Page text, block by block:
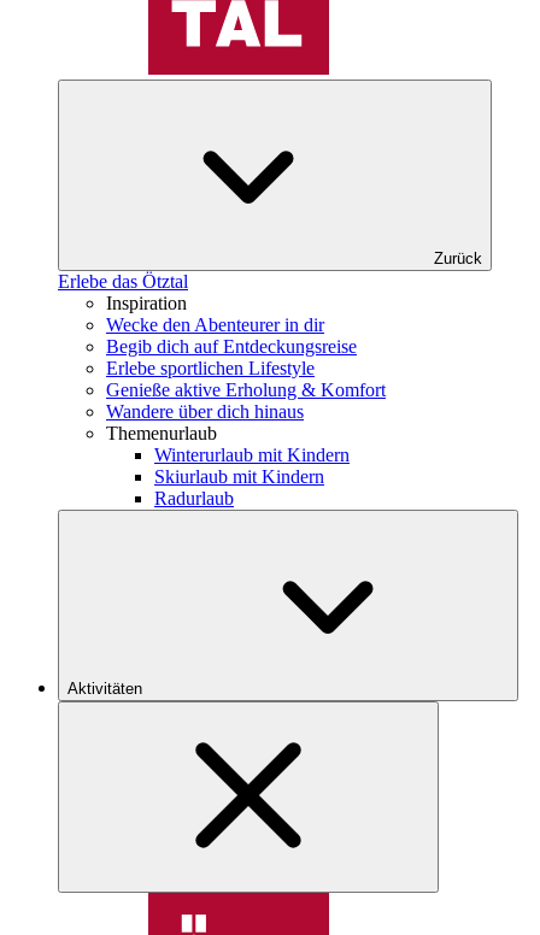
Zurück
Erlebe das Ötztal
Inspiration
Wecke den Abenteurer in dir
Begib dich auf Entdeckungsreise
Erlebe sportlichen Lifestyle
Genieße aktive Erholung & Komfort
Wandere über dich hinaus
Themenurlaub
Winterurlaub mit Kindern
Skiurlaub mit Kindern
Radurlaub
Aktivitäten